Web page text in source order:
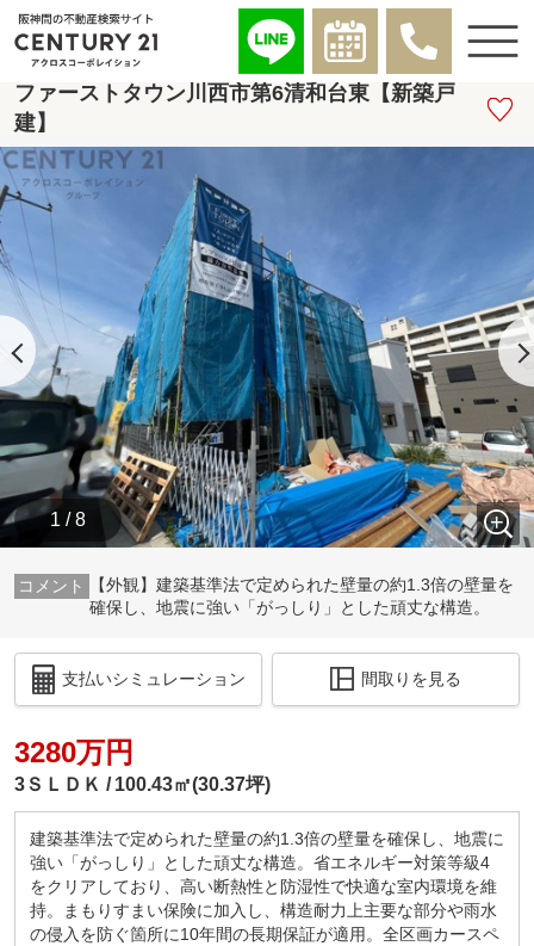
ファーストタウン川西市第6清和台東【新築戸
建】
【外観】建築基準法で定められた壁量の約1.3倍の壁量を
確保し、地震に強い「がっしり」とした頑丈な構造。
1 / 8
支払いシミュレーション 間取りを見る
3280万円
3ＳＬＤＫ 100.43㎡(30.37坪)
建築基準法で定められた壁量の約1.3倍の壁量を確保し、地震に
強い「がっしり」とした頑丈な構造。省エネルギー対策等級4
をクリアしており、高い断熱性と防湿性で快適な室内環境を維
持。まもりすまい保険に加入し、構造耐力上主要な部分や雨水
の侵入を防ぐ箇所に10年間の長期保証が適用。全区画カースペ